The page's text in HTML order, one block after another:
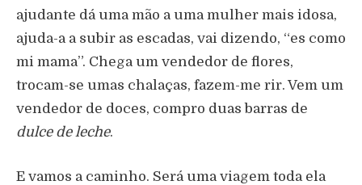
ajudante dá uma mão a uma mulher mais idosa,
ajuda-a a subir as escadas, vai dizendo, “es como
mi mama”. Chega um vendedor de flores,
trocam-se umas chalaças, fazem-me rir. Vem um
vendedor de doces, compro duas barras de
dulce de leche.
E vamos a caminho. Será uma viagem toda ela